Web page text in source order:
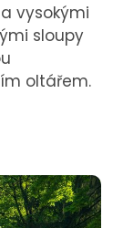
vysokými
sloupy
oltářem.